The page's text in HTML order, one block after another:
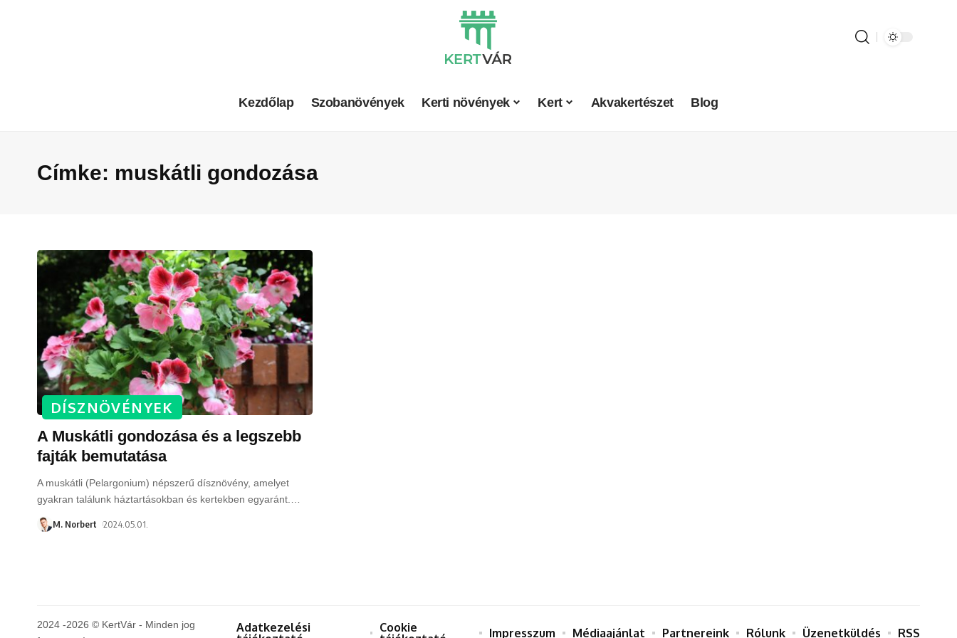
Kezdőlap Szobanövények Kerti növények Kert Akvakertészet Blog
Címke: muskátli gondozása
DÍSZNÖVÉNYEK
A Muskátli gondozása és a legszebb
fajták bemutatása
A muskátli (Pelargonium) népszerű dísznövény, amelyet
gyakran találunk háztartásokban és kertekben egyaránt.
M. Norbert 2024.05.01.
2024 -2026 © KertVár - Minden jog
Adatkezelési
Cookie
Impresszum Médiaajánlat Partnereink Rólunk Üzenetküldés RSS